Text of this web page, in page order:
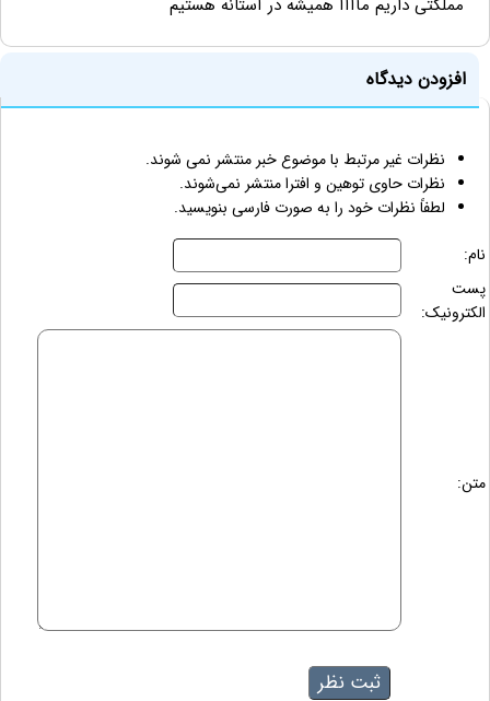
مملکتی داریم مآآآآ همیشه در آستانه هستیم
افزودن دیدگاه
نظرات غیر مرتبط با موضوع خبر منتشر نمی شوند.
نظرات حاوی توهین و افترا منتشر نمی‌شوند.
لطفاً نظرات خود را به صورت فارسی بنویسید.
نام:
پست
الکترونیک:
متن: